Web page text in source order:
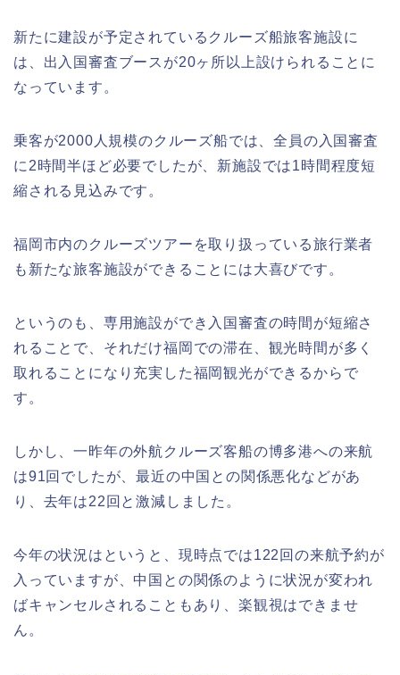
新たに建設が予定されているクルーズ船旅客施設に
は、出入国審査ブースが20ヶ所以上設けられることに
なっています。
乗客が2000人規模のクルーズ船では、全員の入国審査
に2時間半ほど必要でしたが、新施設では1時間程度短
縮される見込みです。
福岡市内のクルーズツアーを取り扱っている旅行業者
も新たな旅客施設ができることには大喜びです。
というのも、専用施設ができ入国審査の時間が短縮さ
れることで、それだけ福岡での滞在、観光時間が多く
取れることになり充実した福岡観光ができるからで
す。
しかし、一昨年の外航クルーズ客船の博多港への来航
は91回でしたが、最近の中国との関係悪化などがあ
り、去年は22回と激減しました。
今年の状況はというと、現時点では122回の来航予約が
入っていますが、中国との関係のように状況が変われ
ばキャンセルされることもあり、楽観視はできませ
ん。